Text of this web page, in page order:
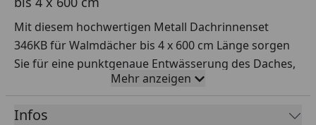
Mit diesem hochwertigen Metall Dachrinnenset
346KB für Walmdächer bis 4 x 600 cm Länge sorgen
Sie für eine punktgenaue Entwässerung des Daches,
außerdem werden die Seitenwände
spritzwassergeschützt.
Mehr anzeigen
Infos